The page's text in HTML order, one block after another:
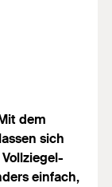
dem
sich
einfach,